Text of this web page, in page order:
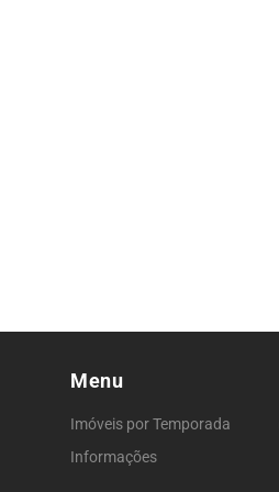
Menu
Imóveis por Temporada
Informações